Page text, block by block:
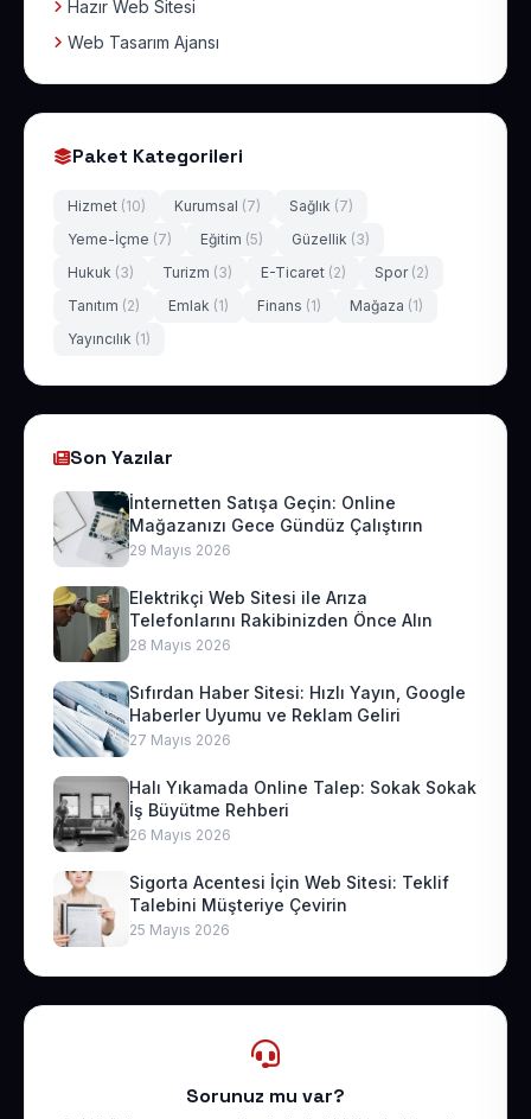
Hazır Web Sitesi
Web Tasarım Ajansı
Paket Kategorileri
Hizmet (10) Kurumsal (7) Sağlık (7)
Yeme-İçme (7) Eğitim (5) Güzellik (3)
Hukuk (3) Turizm (3) E-Ticaret (2) Spor (2)
Tanıtım (2) Emlak (1) Finans (1) Mağaza (1)
Yayıncılık (1)
Son Yazılar
İnternetten Satışa Geçin: Online
Mağazanızı Gece Gündüz Çalıştırın
29 Mayıs 2026
Elektrikçi Web Sitesi ile Arıza
Telefonlarını Rakibinizden Önce Alın
28 Mayıs 2026
Sıfırdan Haber Sitesi: Hızlı Yayın, Google
Haberler Uyumu ve Reklam Geliri
27 Mayıs 2026
Halı Yıkamada Online Talep: Sokak Sokak
İş Büyütme Rehberi
26 Mayıs 2026
Sigorta Acentesi İçin Web Sitesi: Teklif
Talebini Müşteriye Çevirin
25 Mayıs 2026
Sorunuz mu var?